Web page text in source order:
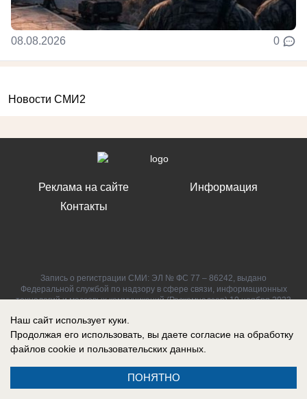
08.08.2026 0
Новости СМИ2
Реклама на сайте
Контакты
Информация
Запись о регистрации СМИ: ЭЛ № ФС 77 – 86242, выдано
Федеральной службой по надзору в сфере связи, информационных
технологий и массовых коммуникаций (Роскомнадзор) 10 ноября 2023
Наш сайт использует куки.
Продолжая его использовать, вы даете согласие на обработку
файлов cookie и пользовательских данных.
ПОНЯТНО